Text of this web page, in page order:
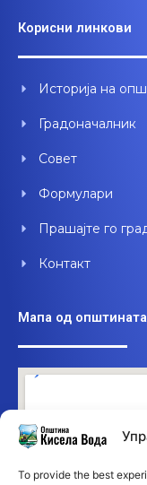
To provide the best
b
o
k
u
b
e
d
n
Корисни линкови
Историја на
Градоначалник
Совет
Формулари
Прашајте го
Контакт
Мапа од општината